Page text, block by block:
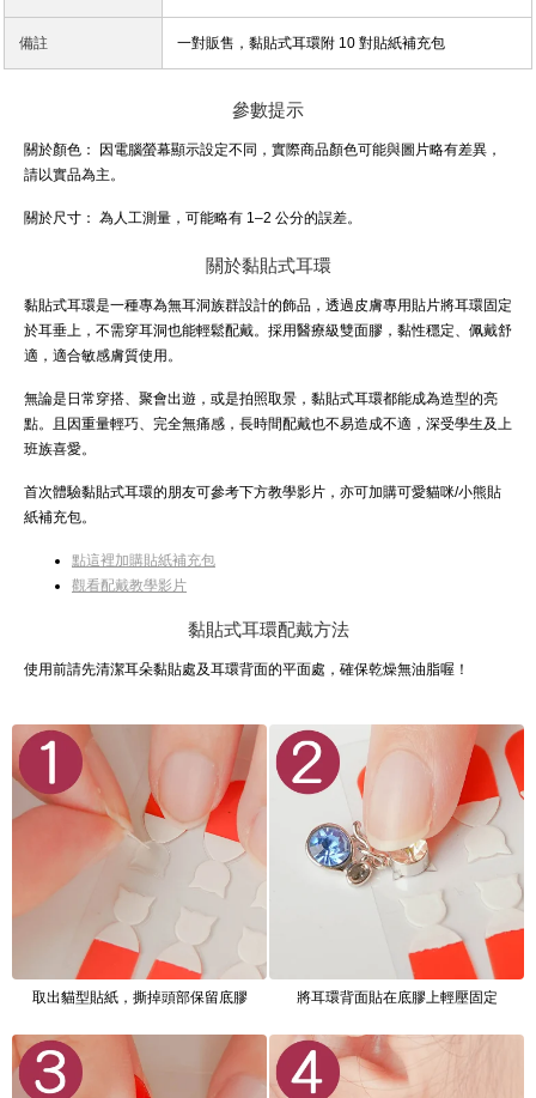
備註 一對販售，黏貼式耳環附 10 對貼紙補充包
參數提示
關於顏色：
因電腦螢幕顯示設定不同，實際商品顏色可能與圖片略有差異，
請以實品為主。
關於尺寸： 為人工測量，可能略有 1–2 公分的誤差。
關於黏貼式耳環
黏貼式耳環是一種專為無耳洞族群設計的飾品，透過皮膚專用貼片將耳環固定
於耳垂上，不需穿耳洞也能輕鬆配戴。採用醫療級雙面膠，黏性穩定、佩戴舒
適，適合敏感膚質使用。
無論是日常穿搭、聚會出遊，或是拍照取景，黏貼式耳環都能成為造型的亮
點。且因重量輕巧、完全無痛感，長時間配戴也不易造成不適，深受學生及上
班族喜愛。
首次體驗黏貼式耳環的朋友可參考下方教學影片，亦可加購可愛貓咪/小熊貼
紙補充包。
點這裡加購貼紙補充包
觀看配戴教學影片
黏貼式耳環配戴方法
使用前請先清潔耳朵黏貼處及耳環背面的平面處，確保乾燥無油脂喔！
取出貓型貼紙，撕掉頭部保留底膠 將耳環背面貼在底膠上輕壓固定